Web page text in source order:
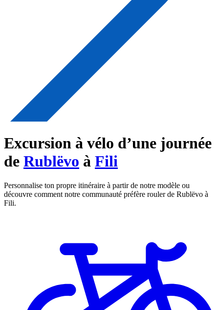
Excursion à vélo d’une journée
de Rublëvo à Fili
Personnalise ton propre itinéraire à partir de notre modèle ou
découvre comment notre communauté préfère rouler de Rublëvo à
Fili.